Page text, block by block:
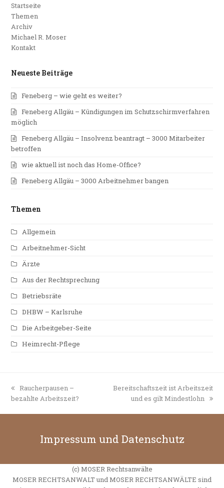
Startseite
Themen
Archiv
Michael R. Moser
Kontakt
Neueste Beiträge
Feneberg – wie geht es weiter?
Feneberg Allgäu – Kündigungen im Schutzschirmverfahren
möglich
Feneberg Allgäu – Insolvenz beantragt – 3000 Mitarbeiter
betroffen
wie aktuell ist noch das Home-Office?
Feneberg Allgäu – 3000 Arbeitnehmer bangen
Themen
Allgemein
Arbeitnehmer-Sicht
Ärzte
Aus der Rechtsprechung
Betriebsräte
DHBW – Karlsruhe
Die Arbeitgeber-Seite
Heimrecht-Pflege
vorheriger
Beitrag:
Raucherpausen –
bezahlte Arbeitszeit?
Nächster
Beitrag:
Bereitschaftszeit ist Arbeitszeit
und es gilt Mindestlohn
Impressum und Datenschutz
(c) MOSER Rechtsanwälte
MOSER RECHTSANWALT und MOSER RECHTSANWÄLTE sind